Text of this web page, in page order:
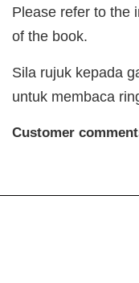
Please refer to the
of the book.
Sila rujuk kepada
untuk membaca
Customer